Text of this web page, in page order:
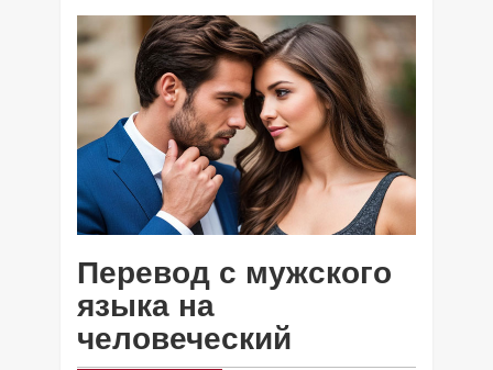
Перевод с мужского
языка на
человеческий